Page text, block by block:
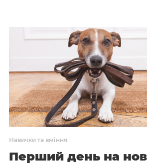
Навички та вміння
Перший день на